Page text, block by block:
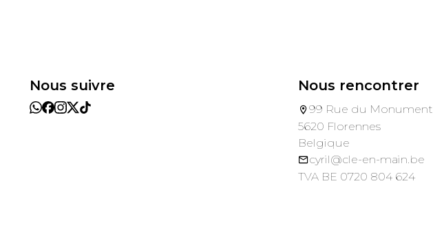
Nous suivre Nous rencontrer
99 Rue du Monument
5620 Florennes
Belgique
cyril@cle-en-main.be
TVA BE 0720 804 624